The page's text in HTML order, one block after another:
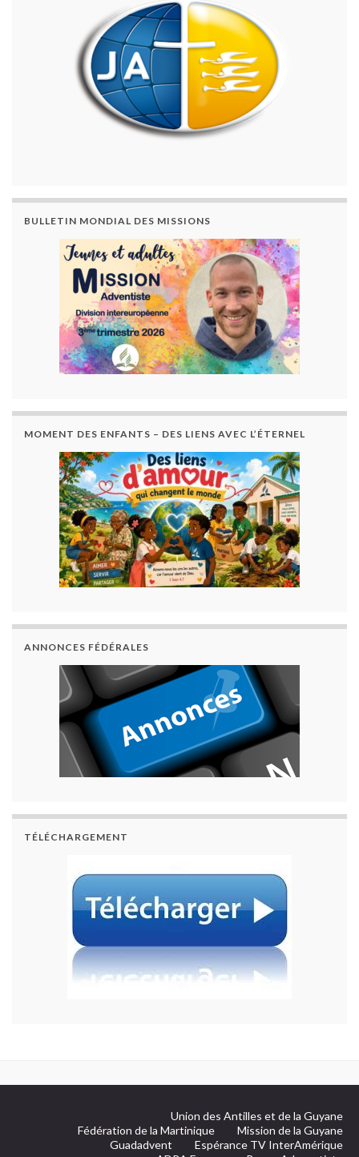
BULLETIN MONDIAL DES MISSIONS
MOMENT DES ENFANTS – DES LIENS AVEC L’ÉTERNEL
ANNONCES FÉDÉRALES
TÉLÉCHARGEMENT
Union des Antilles et de la Guyane
Fédération de la Martinique
Mission de la Guyane
Guadadvent
Espérance TV InterAmérique